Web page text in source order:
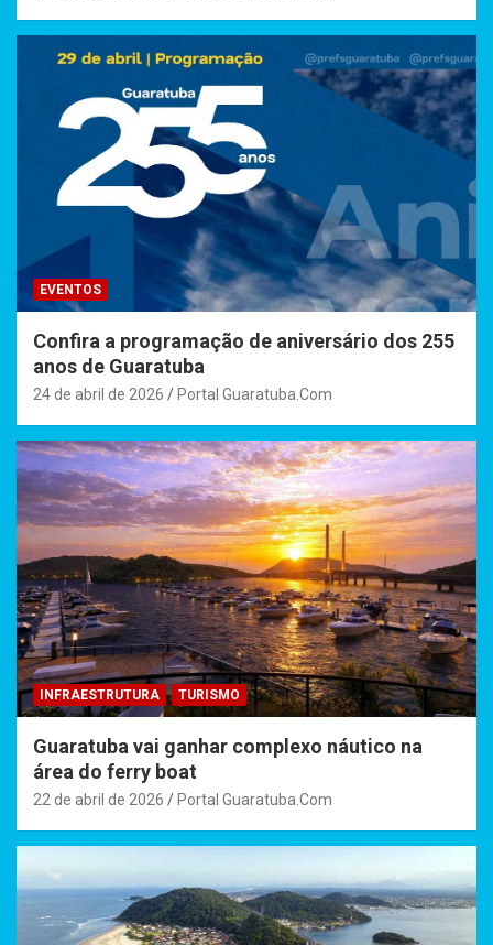
EVENTOS
Confira a programação de aniversário dos 255
anos de Guaratuba
24 de abril de 2026 Portal Guaratuba.Com
INFRAESTRUTURA TURISMO
Guaratuba vai ganhar complexo náutico na
área do ferry boat
22 de abril de 2026 Portal Guaratuba.Com